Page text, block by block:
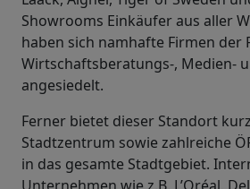
Showrooms Einkäufer aus aller
haben sich namhafte Firmen der
Wirtschaftsberatungs-, Medien-
angesiedelt.
Ferner bietet dieser Standort
Stadtzentrum sowie zahlreiche
in das gesamte Stadtgebiet.